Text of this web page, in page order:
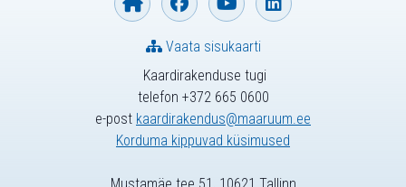
Kaardirakenduse tugi
telefon +372 665 0600
e-post kaardirakendus@maaruum.ee
Korduma kippuvad küsimused
Vaata sisukaarti